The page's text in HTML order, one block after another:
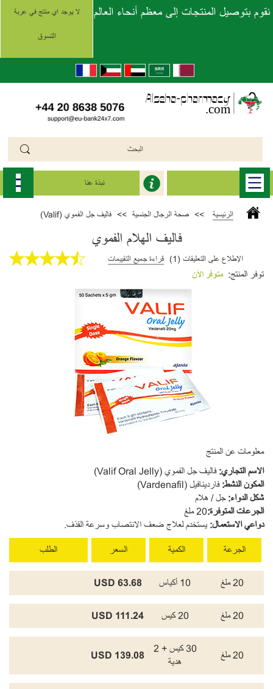
لا يوجد اي منتج في عربة
التسوق
نقوم بتوصيل المنتجات إلى معظم أنحاء العالم
نبذة عنا
الرئيسية >> صحة الرجال الجنسية >> فاليف جل الفموي (Valif)
فاليف الهلام الفموي
الإطلاع على التعليقات (1) قراءة جميع التقييمات
توفر المنتج: متوفر الآن
معلومات عن المنتج
الاسم التجاري:فاليف جل الفموي (Valif Oral Jelly)
المكون النشط: فاردينافيل (Vardenafil)
شكل الدواء:جل / هلام
الجرعات المتوفرة:20 ملغ
دواعي الاستعمال: يستخدم لعلاج ضعف الانتصاب وسرعة القذف.
الجرعة الكمية السعر الطلب
20 ملغ 10 أكياس 63.68 USD
20 ملغ 20 كيس 111.24 USD
20 ملغ
30 كيس + 2
هدية
139.08 USD